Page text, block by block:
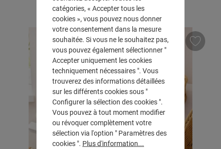
catégories, « Accepter tous les
cookies », vous pouvez nous donner
votre consentement dans la mesure
souhaitée. Si vous ne le souhaitez pas,
vous pouvez également sélectionner "
Accepter uniquement les cookies
techniquement nécessaires ". Vous
trouverez des informations détaillées
sur les différents cookies sous "
Configurer la sélection des cookies ".
Vous pouvez à tout moment modifier
ou révoquer complètement votre
sélection via l'option " Paramètres des
cookies ". Plus d'information...